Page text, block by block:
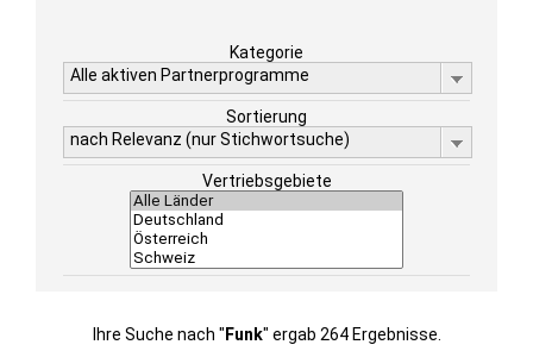
Kategorie
Alle aktiven Partnerprogramme
Sortierung
nach Relevanz (nur Stichwortsuche)
Vertriebsgebiete
Ihre Suche nach " Funk" ergab 264 Ergebnisse.